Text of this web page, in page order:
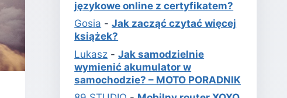
językowe online z certyfikatem?
Gosia -Jak zacząć czytać więcej
książek?
Lukasz -Jak samodzielnie
wymienić akumulator w
samochodzie? – MOTO PORADNIK